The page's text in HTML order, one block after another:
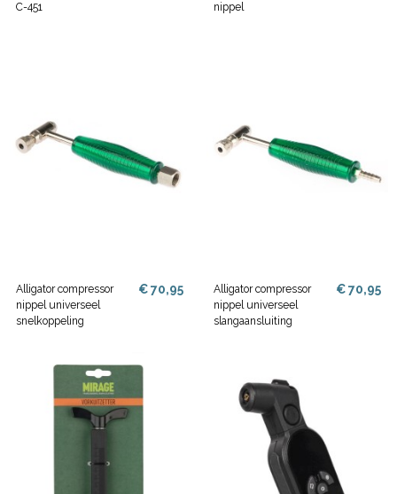
C-451
nippel
Alligator compressor
nippel universeel
snelkoppeling
€ 70,95
Alligator compressor
nippel universeel
slangaansluiting
€ 70,95